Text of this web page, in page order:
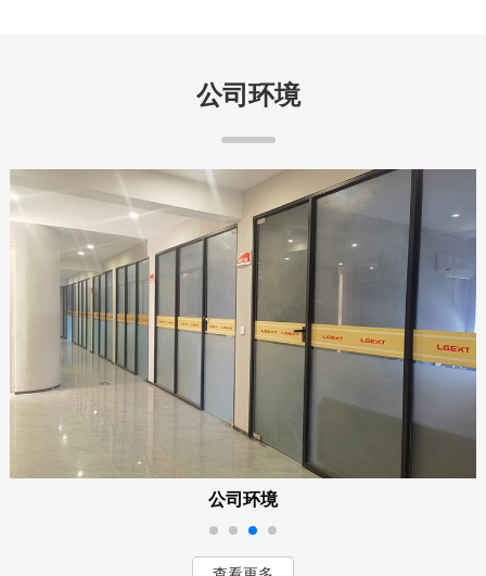
公司环境
公司环境